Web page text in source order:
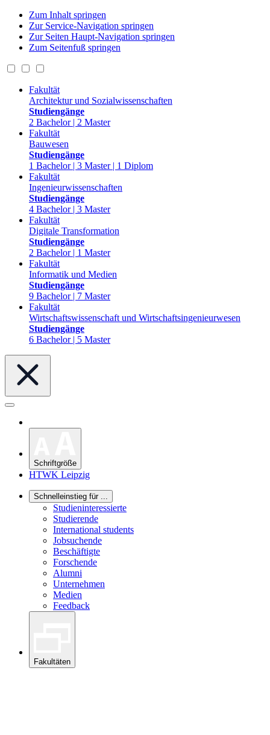
Zum Inhalt springen
Zur Service-Navigation springen
Zur Seiten Haupt-Navigation springen
Zum Seitenfuß springen
Fakultät
Architektur und Sozialwissenschaften
Studiengänge
2 Bachelor | 2 Master
Fakultät
Bauwesen
Studiengänge
1 Bachelor | 3 Master | 1 Diplom
Fakultät
Ingenieurwissenschaften
Studiengänge
4 Bachelor | 3 Master
Fakultät
Digitale Transformation
Studiengänge
2 Bachelor | 1 Master
Fakultät
Informatik und Medien
Studiengänge
9 Bachelor | 7 Master
Fakultät
Wirtschaftswissenschaft und Wirtschaftsingenieurwesen
Studiengänge
6 Bachelor | 5 Master
Schriftgröße
HTWK Leipzig
Schnelleinstieg für ...
Studieninteressierte
Studierende
International students
Jobsuchende
Beschäftigte
Forschende
Alumni
Unternehmen
Medien
Feedback
Fakultäten